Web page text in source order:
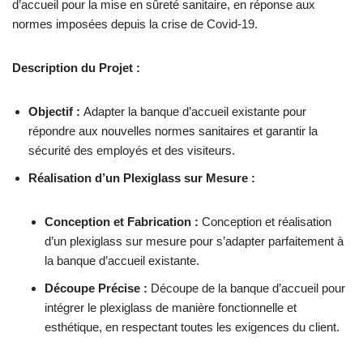
d’accueil pour la mise en sûreté sanitaire, en réponse aux
normes imposées depuis la crise de Covid-19.
Description du Projet :
Objectif : Adapter la banque d’accueil existante pour
répondre aux nouvelles normes sanitaires et garantir la
sécurité des employés et des visiteurs.
Réalisation d’un Plexiglass sur Mesure :
Conception et Fabrication : Conception et réalisation
d’un plexiglass sur mesure pour s’adapter parfaitement à
la banque d’accueil existante.
Découpe Précise : Découpe de la banque d’accueil pour
intégrer le plexiglass de manière fonctionnelle et
esthétique, en respectant toutes les exigences du client.